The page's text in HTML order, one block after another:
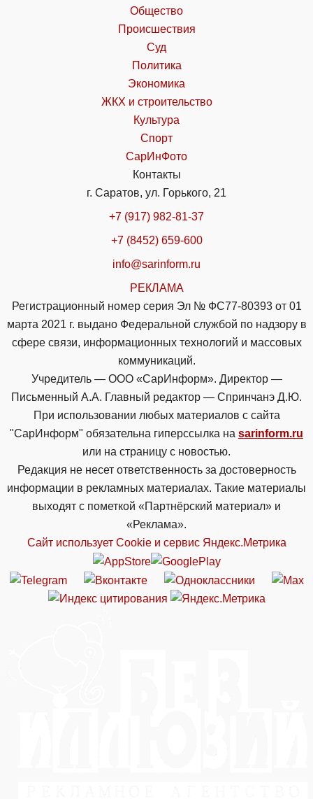
Общество
Происшествия
Суд
Политика
Экономика
ЖКХ и строительство
Культура
Спорт
СарИнФото
Контакты
г. Саратов, ул. Горького, 21
+7 (917) 982-81-37
+7 (8452) 659-600
info@sarinform.ru
РЕКЛАМА
Регистрационный номер серия Эл № ФС77-80393 от 01
марта 2021 г. выдано Федеральной службой по надзору в
сфере связи, информационных технологий и массовых
коммуникаций.
Учредитель — ООО «СарИнформ». Директор —
Письменный А.А. Главный редактор — Спринчанэ Д.Ю.
При использовании любых материалов с сайта
"СарИнформ" обязательна гиперссылка на sarinform.ru
или на страницу с новостью.
Редакция не несет ответственность за достоверность
информации в рекламных материалах. Такие материалы
выходят с пометкой «Партнёрский материал» и
«Реклама».
Сайт использует Cookie и сервиc Яндекс.Метрика